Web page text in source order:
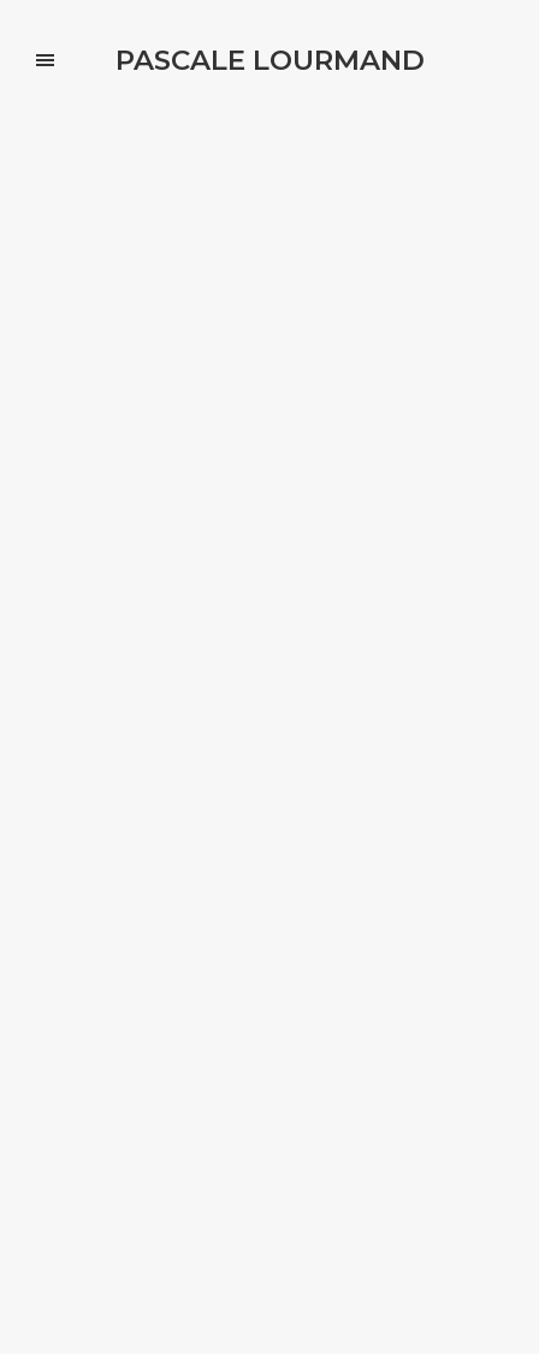
PASCALE LOURMAND